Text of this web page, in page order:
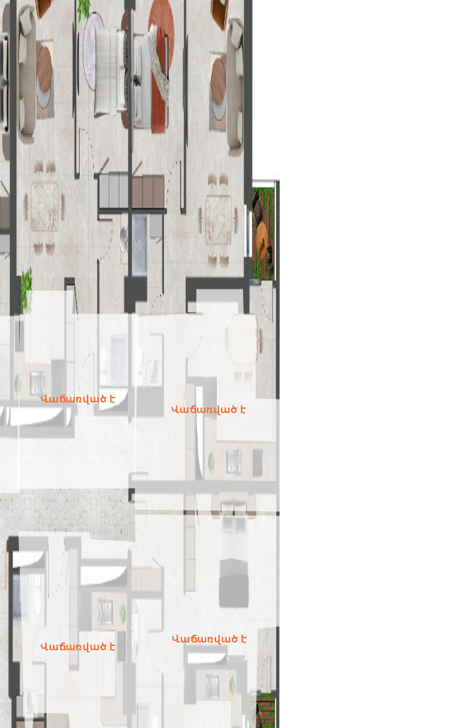
Վաճառված է
Վաճառված է
Վաճառված է
Վաճառված է